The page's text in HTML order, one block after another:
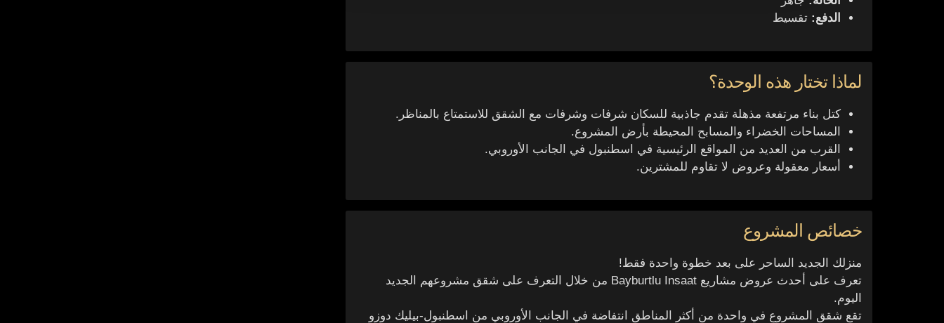
الدفع: تقسيط
لماذا تختار هذه الوحدة؟
كتل بناء مرتفعة مذهلة تقدم جاذبية للسكان شرفات وشرفات مع الشقق للاستمتاع بالمناظر.
المساحات الخضراء والمسابح المحيطة بأرض المشروع.
القرب من العديد من المواقع الرئيسية في اسطنبول في الجانب الأوروبي.
أسعار معقولة وعروض لا تقاوم للمشترين.
خصائص المشروع
منزلك الجديد الساحر على بعد خطوة واحدة فقط!
تعرف على أحدث عروض مشاريع Bayburtlu Insaat من خلال التعرف على شقق مشروعهم الجديد
اليوم.
تقع شقق المشروع في واحدة من أكثر المناطق انتفاضة في الجانب الأوروبي من اسطنبول-بيليك دوزو